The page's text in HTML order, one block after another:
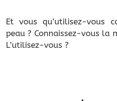
Et vous qu’utilisez-vous
peau ? Connaissez-vous la
L’utilisez-vous ?